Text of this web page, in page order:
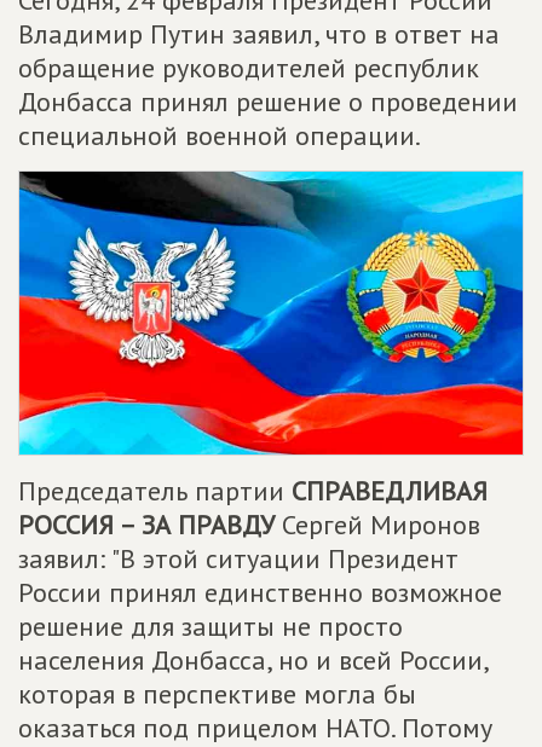
Владимир Путин заявил, что в ответ на
обращение руководителей республик
Донбасса принял решение о проведении
специальной военной операции.
Председатель партии СПРАВЕДЛИВАЯ
РОССИЯ – ЗА ПРАВДУСергей Миронов
заявил: "В этой ситуации Президент
России принял единственно возможное
решение для защиты не просто
населения Донбасса, но и всей России,
которая в перспективе могла бы
оказаться под прицелом НАТО. Потому